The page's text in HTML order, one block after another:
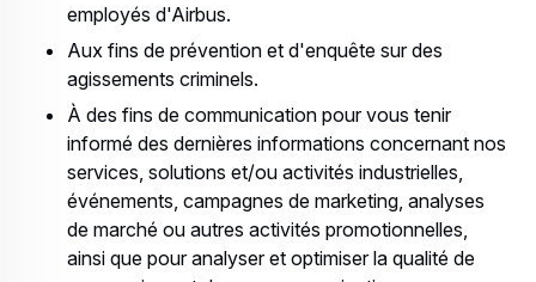
employés d'Airbus.
Aux fins de prévention et d'enquête sur des
agissements criminels.
À des fins de communication pour vous tenir
informé des dernières informations concernant nos
services, solutions et/ou activités industrielles,
événements, campagnes de marketing, analyses
de marché ou autres activités promotionnelles,
ainsi que pour analyser et optimiser la qualité de